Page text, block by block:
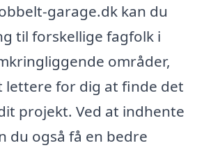
garage.dk kan du
til forskellige fagfolk i
områder,
lettere for dig at finde det
projekt. Ved at indhente
du også få en bedre